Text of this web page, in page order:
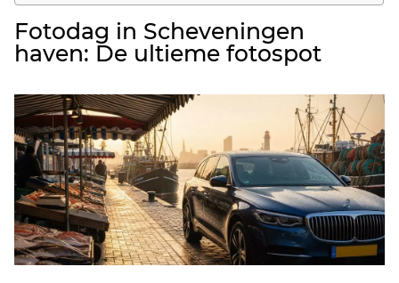
Fotodag in Scheveningen
haven: De ultieme fotospot